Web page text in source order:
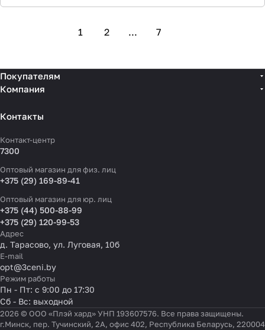
1 2 ... 7
Покупателям
Компания
Контакты
Контакт-центр
7300
Оптовый магазин для физ. лиц
+375 (29) 169-89-41
Оптовый магазин для юр. лиц
+375 (44) 500-88-99
+375 (29) 120-99-53
Адрес
д. Тарасово, ул. Луговая, 10б
E-mail
opt@3ceni.by
Режим работы
Пн - Пт: с 9:00 до 17:30
Сб - Вс: выходной
2026 © ООО «Плэй хард» УНП 193607576. Все права защищены.
г.Минск, пер. Тучинский, 2А, офис 402, Республика Беларусь, 220004